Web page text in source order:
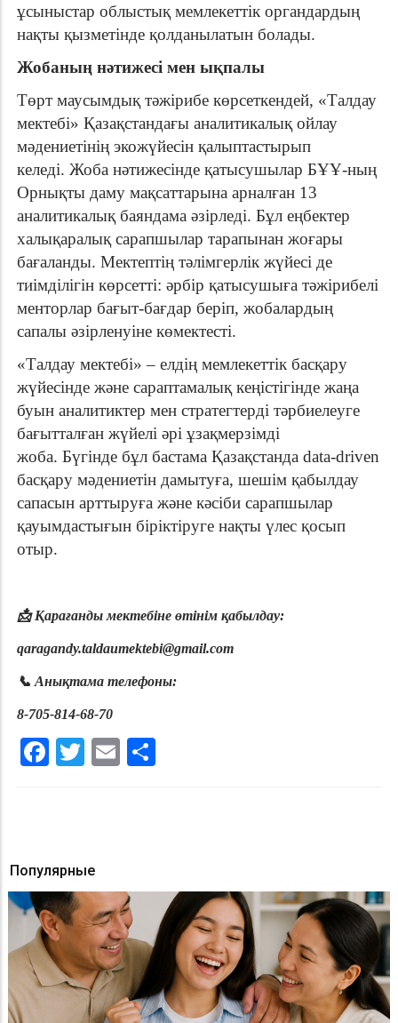
ұсыныстар облыстық мемлекеттік органдардың
нақты қызметінде қолданылатын болады.
Жобаның нәтижесі мен ықпалы
Төрт маусымдық тәжірибе көрсеткендей, «Талдау
мектебі» Қазақстандағы аналитикалық ойлау
мәдениетінің экожүйесін қалыптастырып
келеді. Жоба нәтижесінде қатысушылар БҰҰ-ның
Орнықты даму мақсаттарына арналған 13
аналитикалық баяндама әзірледі. Бұл еңбектер
халықаралық сарапшылар тарапынан жоғары
бағаланды. Мектептің тәлімгерлік жүйесі де
тиімділігін көрсетті: әрбір қатысушыға тәжірибелі
менторлар бағыт-бағдар беріп, жобалардың
сапалы әзірленуіне көмектесті.
«Талдау мектебі» – елдің мемлекеттік басқару
жүйесінде және сараптамалық кеңістігінде жаңа
буын аналитиктер мен стратегтерді тәрбиелеуге
бағытталған жүйелі әрі ұзақмерзімді
жоба. Бүгінде бұл бастама Қазақстанда data-driven
басқару мәдениетін дамытуға, шешім қабылдау
сапасын арттыруға және кәсіби сарапшылар
қауымдастығын біріктіруге нақты үлес қосып
отыр.
📩Қарағанды мектебіне өтінім қабылдау:
qaragandy.taldaumektebi@gmail.com
📞 Анықтама телефоны:
8-705-814-68-70
Facebook
Twitter
Email
Популярные